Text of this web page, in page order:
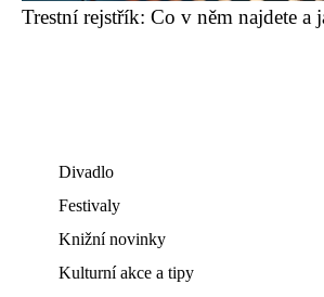
Trestní rejstřík: Co v něm najdete a
Divadlo
Festivaly
Knižní novinky
Kulturní akce a tipy